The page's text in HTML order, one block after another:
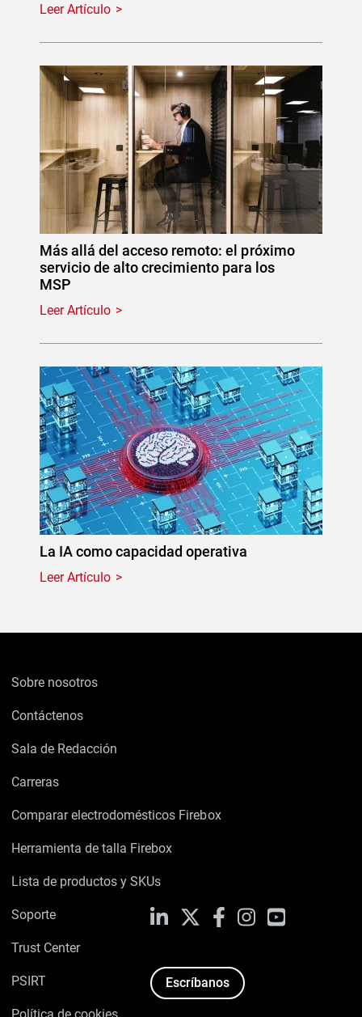
Leer Artículo
Más allá del acceso remoto: el próximo
servicio de alto crecimiento para los
MSP
Leer Artículo
La IA como capacidad operativa
Leer Artículo
Sobre nosotros
Contáctenos
Sala de Redacción
Carreras
Comparar electrodomésticos Firebox
Herramienta de talla Firebox
Lista de productos y SKUs
Soporte
Trust Center
PSIRT
LinkedIn FacebookInstagramYouTube
Escríbanos